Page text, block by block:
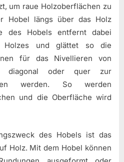
um raue Holzoberflächen zu
Hobel längs über das Holz
des Hobels entfernt dabei
Holzes und glättet so die
für das Nivellieren von
diagonal oder quer zur
werden. So werden
und die Oberfläche wird
des Hobels ist das
Holz. Mit dem Hobel können